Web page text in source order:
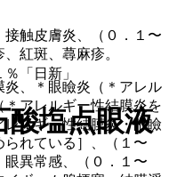
触皮膚炎、（０．１〜
紅斑、蕁麻疹。
、＊眼瞼炎（＊アレル
アレルギー性結膜炎を
ルギー性結膜炎・眼瞼
れている］、（１〜
眼異常感、（０．１〜
「日新」
塩点眼液